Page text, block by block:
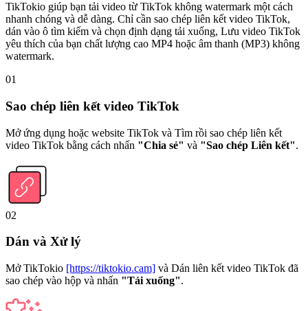
TikTokio giúp bạn tải video từ TikTok không watermark một cách
nhanh chóng và dễ dàng. Chỉ cần sao chép liên kết video TikTok,
dán vào ô tìm kiếm và chọn định dạng tải xuống, Lưu video TikTok
yêu thích của bạn chất lượng cao MP4 hoặc âm thanh (MP3) không
watermark.
01
Sao chép liên kết video TikTok
Mở ứng dụng hoặc website TikTok và Tìm rồi sao chép liên kết
video TikTok bằng cách nhấn "Chia sẻ" và "Sao chép Liên kết".
02
Dán và Xử lý
Mở TikTokio [https://tiktokio.cam] và Dán liên kết video TikTok đã
sao chép vào hộp và nhấn "Tải xuống".